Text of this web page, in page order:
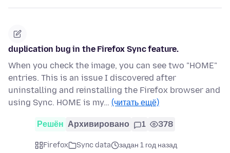
duplication bug in the Firefox Sync feature.
When you check the image, you can see two "HOME"
entries. This is an issue I discovered after
uninstalling and reinstalling the Firefox browser and
using Sync. HOME is my… (читать ещё)
Решён Архивировано 1 378
Firefox Sync data
задан 1 год назад